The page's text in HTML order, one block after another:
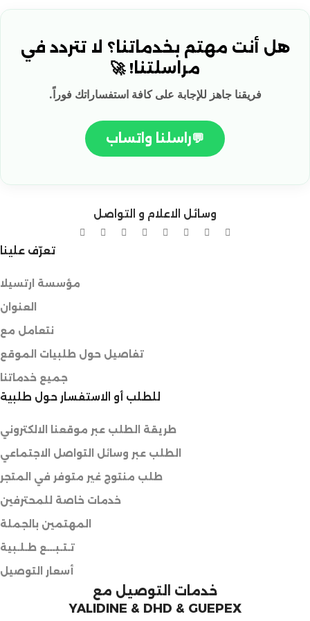
هل أنت مهتم بخدماتنا؟ لا تتردد في
مراسلتنا! 🚀
فريقنا جاهز للإجابة على كافة استفساراتك فوراً.
💬راسلنا واتساب
وسائل الاعلام و التواصل
تعرّف علينا
مؤسسة ارتسيلا
العنوان
نتعامل مع
تفاصيل حول طلبيات الموقع
جميع خدماتنا
للطلب أو الاستفسار حول طلبية
طريقة الطلب عبر موقعنا الالكتروني
الطلب عبر وسائل التواصل الاجتماعي
طلب منتوج غير متوفر في المتجر
خدمات خاصة للمحترفين
المهتمين بالجملة
تـتـبـــع طـلـبية
أسعار التوصيل
خدمات التوصيل مع
YALIDINE & DHD & GUEPEX